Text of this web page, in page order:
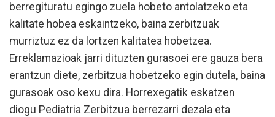
berregituratu egingo zuela hobeto antolatzeko eta
kalitate hobea eskaintzeko, baina zerbitzuak
murriztuz ez da lortzen kalitatea hobetzea.
Erreklamazioak jarri dituzten gurasoei ere gauza bera
erantzun diete, zerbitzua hobetzeko egin dutela, baina
gurasoak oso kexu dira. Horrexegatik eskatzen
diogu Pediatria Zerbitzua berrezarri dezala eta